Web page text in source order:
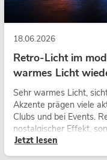
18.06.2026
Retro-Licht im
warmes Licht
Sehr warmes Licht,
Akzente prägen viele
Clubs und bei Events.
nostalgischer Effekt,
Gestaltungsmittel: Es
Charakter und kann
Jetzt lesen